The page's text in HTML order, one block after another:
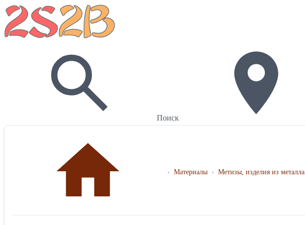
Поиск
› Материалы › Метизы, изделия из металла